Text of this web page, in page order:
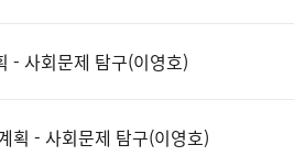
- 사회문제 탐구(이영호)
획 - 사회문제 탐구(이영호)